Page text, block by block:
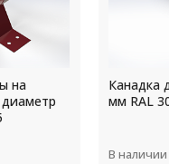
на
Канадка
мм RAL
В наличии